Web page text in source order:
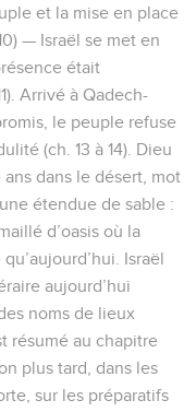
et la mise en place
— Israël se met en
était
Arrivé à Qadech-
le peuple refuse
(ch. 13 à 14). Dieu
dans le désert, mot
étendue de sable :
d’oasis où la
Israël
aujourd’hui
noms de lieux
résumé au chapitre
plus tard, dans les
sur les préparatifs